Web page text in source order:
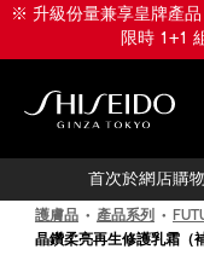
跳※ 升級份量兼享皇牌產
限時 1+1
首次於網店購
護膚品 產品系列
晶鑽柔亮再生修護乳霜（